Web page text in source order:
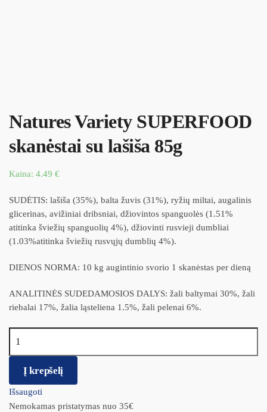
Natures Variety SUPERFOOD
skanėstai su lašiša 85g
Kaina: 4.49 €
SUDĖTIS: lašiša (35%), balta žuvis (31%), ryžių miltai, augalinis
glicerinas, avižiniai dribsniai, džiovintos spanguolės (1.51%
atitinka šviežių spanguolių 4%), džiovinti rusvieji dumbliai
(1.03%atitinka šviežių rusvųjų dumblių 4%).
DIENOS NORMA: 10 kg augintinio svorio 1 skanėstas per dieną
ANALITINĖS SUDEDAMOSIOS DALYS: žali baltymai 30%, žali
riebalai 17%, žalia ląsteliena 1.5%, žali pelenai 6%.
Į krepšelį
Išsaugoti
Nemokamas pristatymas nuo 35€